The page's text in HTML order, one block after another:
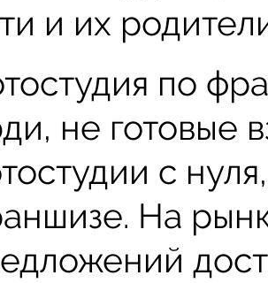
и их
по
не готовые
с
На